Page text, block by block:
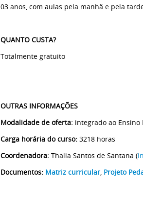
03 anos, com aulas pela manhã e pela
QUANTO CUSTA?
Totalmente gratuito
OUTRAS INFORMAÇÕES
Modalidade de oferta: integrado ao Ensino
Carga horária do curso: 3218 horas
Coordenadora: Thalia Santos de Santana (
Documentos: Matriz curricular Projeto